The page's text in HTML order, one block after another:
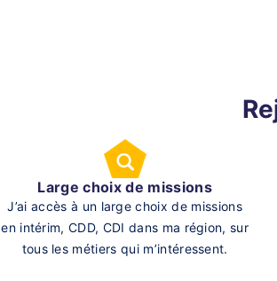
Large choix de missions
J’ai accès à un large choix de missions
en intérim, CDD, CDI dans ma région, sur
tous les métiers qui m’intéressent.